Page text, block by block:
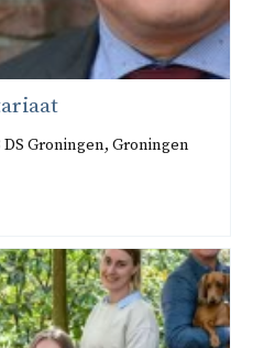
Groningen, Groningen